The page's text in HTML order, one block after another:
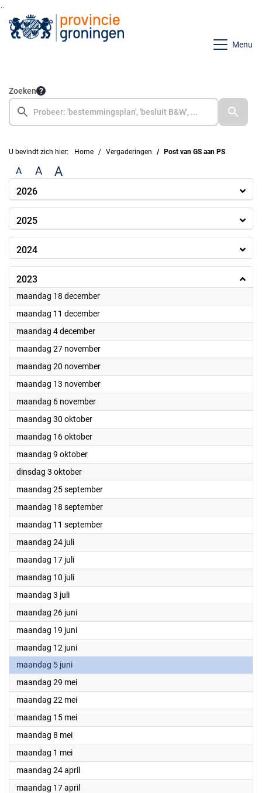
Ga naar de inhoud van deze pagina
Ga naar het zoeken
Ga naar het menu
Menu
Zoeken
U bevindt zich hier: Home Vergaderingen Post van GS aan PS
A A A
2026
2025
2024
2023
maandag 18 december2023
maandag 11 december2023
maandag 4 december2023
maandag 27 november2023
maandag 20 november2023
maandag 13 november2023
maandag 6 november2023
maandag 30 oktober2023
maandag 16 oktober2023
maandag 9 oktober2023
dinsdag 3 oktober2023
maandag 25 september2023
maandag 18 september2023
maandag 11 september2023
maandag 24 juli2023
maandag 17 juli2023
maandag 10 juli2023
maandag 3 juli2023
maandag 26 juni2023
maandag 19 juni2023
maandag 12 juni2023
maandag 5 juni2023
maandag 29 mei2023
maandag 22 mei2023
maandag 15 mei2023
maandag 8 mei2023
maandag 1 mei2023
maandag 24 april2023
maandag 17 april2023